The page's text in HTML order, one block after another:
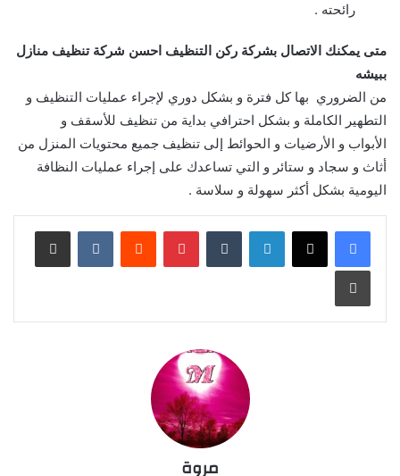
رائحته .
متى يمكنك الاتصال بشركة ركن التنظيف احسن شركة تنظيف منازل
ببيشه
من الضروري بها كل فترة و بشكل دوري لإجراء عمليات التنظيف و
التطهير الكاملة و بشكل احترافي بداية من تنظيف للأسقف و
الأبواب و الأرضيات و الحوائط إلى تنظيف جميع محتويات المنزل من
أثاث و سجاد و ستائر و التي تساعدك على إجراء عمليات النظافة
اليومية بشكل أكثر سهولة و سلاسة .
مروة